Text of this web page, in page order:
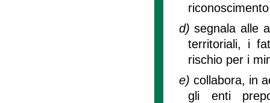
d)segnala alle
territoriali, i
rischio per i
e) collabora, in
gli enti